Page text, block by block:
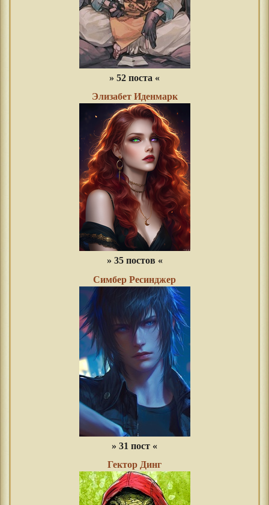
» 52 поста «
Элизабет Иденмарк
» 35 постов «
Симбер Ресинджер
» 31 пост «
Гектор Динг